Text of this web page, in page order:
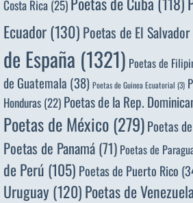
Costa Rica(25)
Ecuador(130) Poetas de El Salvador
de España (1321) Poetas de
de Guatemala (38) Poetas de Guinea Ecuatorial (3)
Honduras (22) Poetas de la Rep.
Poetas de México(279)Poetas
Poetas de Panamá (71) Poetas de
de Perú (105) Poetas de Puerto Rico
Uruguay(120)Poetas de Venezuela